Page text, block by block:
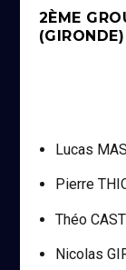
2ÈME
(GIRONDE)
Lucas
Pierre
Théo
Nicolas